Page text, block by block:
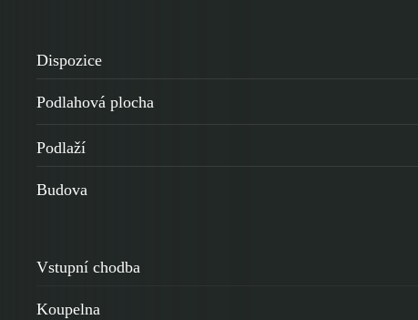
Dispozice
Podlahová plocha
Podlaží
Budova
Vstupní chodba
Koupelna